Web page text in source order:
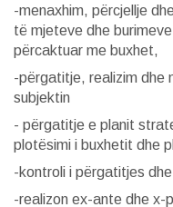
-menaxhim, përcjellje
të mjeteve dhe
përcaktuar me buxhet,
-përgatitje, realizim dhe
subjektin
- përgatitje e planit
plotësimi i buxhetit dhe
-kontroli i përgatitjes
-realizon ex-ante dhe x-